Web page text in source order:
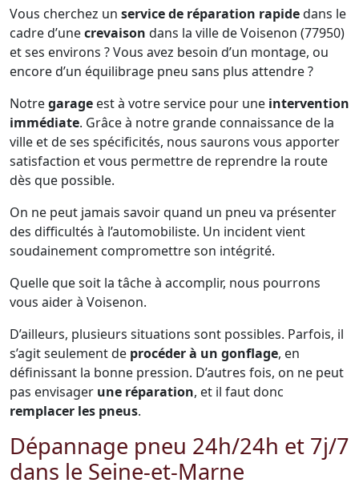
Vous cherchez un service de réparation rapidedans le
cadre d’unecrevaison dans la ville de Voisenon (77950)
et ses environs ? Vous avez besoin d’un montage, ou
encore d’un équilibrage pneu sans plus attendre ?
Notregarage est à votre service pour une intervention
immédiate. Grâce à notre grande connaissance de la
ville et de ses spécificités, nous saurons vous apporter
satisfaction et vous permettre de reprendre la route
dès que possible.
On ne peut jamais savoir quand un pneu va présenter
des difficultés à l’automobiliste. Un incident vient
soudainement compromettre son intégrité.
Quelle que soit la tâche à accomplir, nous pourrons
vous aider à Voisenon.
D’ailleurs, plusieurs situations sont possibles. Parfois, il
s’agit seulement de procéder à un gonflage, en
définissant la bonne pression. D’autres fois, on ne peut
pas envisager une réparation, et il faut donc
remplacer les pneus.
Dépannage pneu 24h/24h et 7j/7
dans le Seine-et-Marne